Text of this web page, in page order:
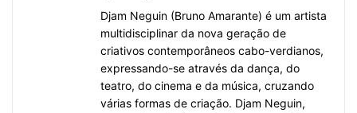
Djam Neguin (Bruno Amarante) é um artista
multidisciplinar da nova geração de
criativos contemporâneos cabo-verdianos,
expressando-se através da dança, do
teatro, do cinema e da música, cruzando
várias formas de criação. Djam Neguin,